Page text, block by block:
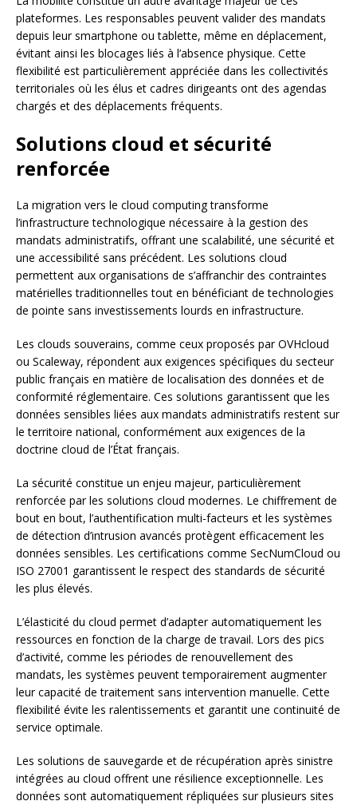
plateformes. Les responsables peuvent valider des mandats
depuis leur smartphone ou tablette, même en déplacement,
évitant ainsi les blocages liés à l’absence physique. Cette
flexibilité est particulièrement appréciée dans les collectivités
territoriales où les élus et cadres dirigeants ont des agendas
chargés et des déplacements fréquents.
Solutions cloud et sécurité
renforcée
La migration vers le cloud computing transforme
l’infrastructure technologique nécessaire à la gestion des
mandats administratifs, offrant une scalabilité, une sécurité et
une accessibilité sans précédent. Les solutions cloud
permettent aux organisations de s’affranchir des contraintes
matérielles traditionnelles tout en bénéficiant de technologies
de pointe sans investissements lourds en infrastructure.
Les clouds souverains, comme ceux proposés par OVHcloud
ou Scaleway, répondent aux exigences spécifiques du secteur
public français en matière de localisation des données et de
conformité réglementaire. Ces solutions garantissent que les
données sensibles liées aux mandats administratifs restent sur
le territoire national, conformément aux exigences de la
doctrine cloud de l’État français.
La sécurité constitue un enjeu majeur, particulièrement
renforcée par les solutions cloud modernes. Le chiffrement de
bout en bout, l’authentification multi-facteurs et les systèmes
de détection d’intrusion avancés protègent efficacement les
données sensibles. Les certifications comme SecNumCloud ou
ISO 27001 garantissent le respect des standards de sécurité
les plus élevés.
L’élasticité du cloud permet d’adapter automatiquement les
ressources en fonction de la charge de travail. Lors des pics
d’activité, comme les périodes de renouvellement des
mandats, les systèmes peuvent temporairement augmenter
leur capacité de traitement sans intervention manuelle. Cette
flexibilité évite les ralentissements et garantit une continuité de
service optimale.
Les solutions de sauvegarde et de récupération après sinistre
intégrées au cloud offrent une résilience exceptionnelle. Les
données sont automatiquement répliquées sur plusieurs sites